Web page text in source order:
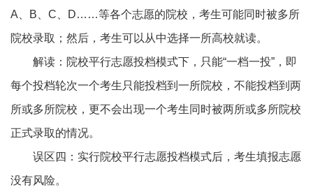
A、B、C、D……等各个志愿的院校，考生可能同时被多所
院校录取；然后，考生可以从中选择一所高校就读。
解读：院校平行志愿投档模式下，只能“一档一投”，即
每个投档轮次一个考生只能投档到一所院校，不能投档到两
所或多所院校，更不会出现一个考生同时被两所或多所院校
正式录取的情况。
误区四：实行院校平行志愿投档模式后，考生填报志愿
没有风险。